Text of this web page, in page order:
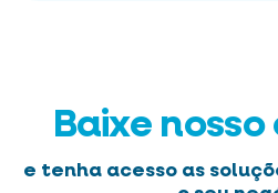
Baixe
e tenha acesso as